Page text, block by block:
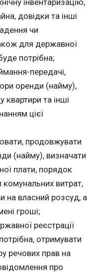
довідки та інші
чи
для державної
потрібна;
передачі,
оренди (найму),
квартири та інші
цієї
продовжувати
(найму), визначати
плати, порядок
комунальних витрат,
на власний розсуд, а
гроші;
реєстрації
отримувати
речових прав на
про